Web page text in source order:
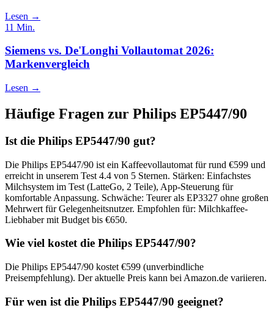
Lesen →
11 Min.
Siemens vs. De'Longhi Vollautomat 2026:
Markenvergleich
Lesen →
Häufige Fragen zur Philips EP5447/90
Ist die Philips EP5447/90 gut?
Die Philips EP5447/90 ist ein Kaffeevollautomat für rund €599 und
erreicht in unserem Test 4.4 von 5 Sternen. Stärken: Einfachstes
Milchsystem im Test (LatteGo, 2 Teile), App-Steuerung für
komfortable Anpassung. Schwäche: Teurer als EP3327 ohne großen
Mehrwert für Gelegenheitsnutzer. Empfohlen für: Milchkaffee-
Liebhaber mit Budget bis €650.
Wie viel kostet die Philips EP5447/90?
Die Philips EP5447/90 kostet €599 (unverbindliche
Preisempfehlung). Der aktuelle Preis kann bei Amazon.de variieren.
Für wen ist die Philips EP5447/90 geeignet?